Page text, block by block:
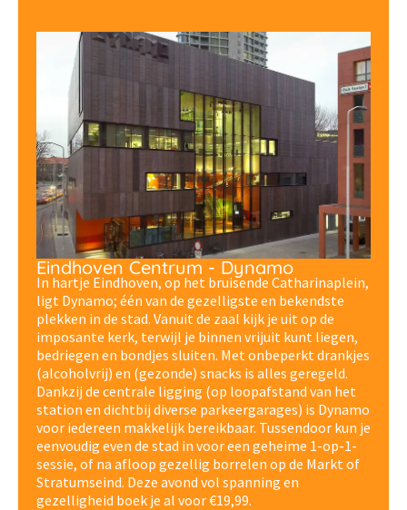
Eindhoven Centrum - Dynamo
In hartje Eindhoven, op het bruisende Catharinaplein,
ligt Dynamo; één van de gezelligste en bekendste
plekken in de stad. Vanuit de zaal kijk je uit op de
imposante kerk, terwijl je binnen vrijuit kunt liegen,
bedriegen en bondjes sluiten. Met onbeperkt drankjes
(alcoholvrij) en (gezonde) snacks is alles geregeld.
Dankzij de centrale ligging (op loopafstand van het
station en dichtbij diverse parkeergarages) is Dynamo
voor iedereen makkelijk bereikbaar. Tussendoor kun je
eenvoudig even de stad in voor een geheime 1-op-1-
sessie, of na afloop gezellig borrelen op de Markt of
Stratumseind. Deze avond vol spanning en
gezelligheid boek je al voor €19,99.